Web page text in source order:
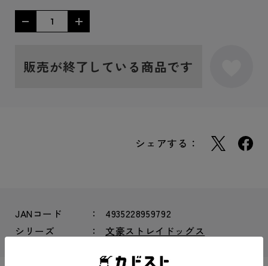
販売が終了している商品です
シェアする：
JANコード
4935228959792
シリーズ
文豪ストレイドッグス